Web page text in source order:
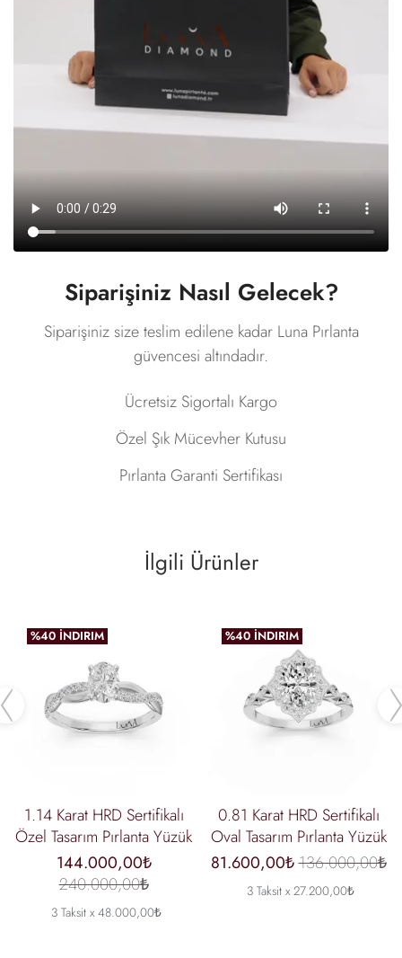
Siparişiniz Nasıl Gelecek?
Siparişiniz size teslim edilene kadar Luna Pırlanta
güvencesi altındadır.
Ücretsiz Sigortalı Kargo
Özel Şık Mücevher Kutusu
Pırlanta Garanti Sertifikası
İlgili Ürünler
Previous
%40 İNDIRIM
1.14 Karat HRD Sertifikalı
Özel Tasarım Pırlanta Yüzük
144.000,00₺
240.000,00₺
3 Taksit x 48.000,00₺
%40 İNDIRIM
0.81 Karat HRD Sertifikalı
Oval Tasarım Pırlanta Yüzük
81.600,00₺136.000,00₺
3 Taksit x 27.200,00₺